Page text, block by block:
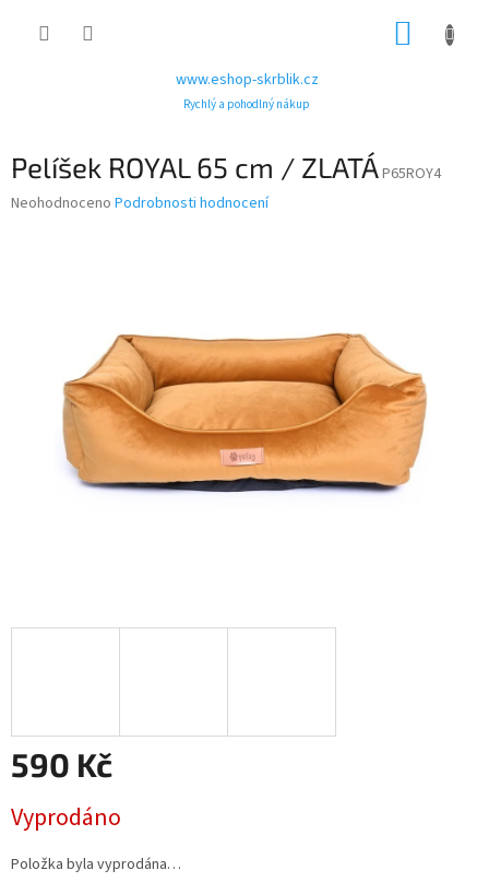
www.eshop-skrblik.cz
Rychlý a pohodlný nákup
Pelíšek ROYAL 65 cm / ZLATÁP65ROY4
Průměrné
Neohodnoceno Podrobnosti hodnocení
590 Kč
cena:
Vyprodáno
Položka byla vyprodána…